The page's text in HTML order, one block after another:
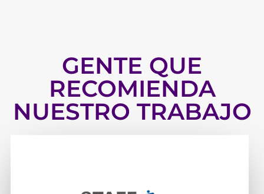
GENTE QUE
RECOMIENDA
NUESTRO TRABAJO